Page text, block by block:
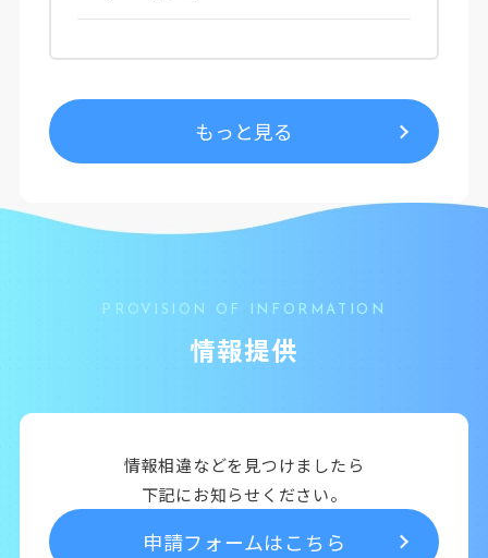
もっと見る
PROVISION OF INFORMATION
情報提供
情報相違などを見つけましたら
下記にお知らせください。
申請フォームはこちら